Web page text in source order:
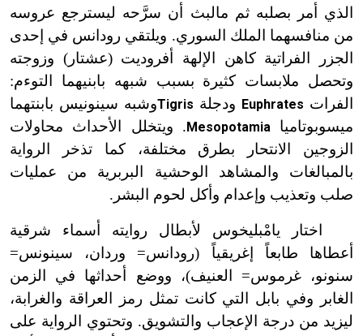
الذي أمر بصلبه ثم مالبث أن سرَّحه ليسترجع عروسه
من منافسهما الملك السوري. ويلتقي رودانس في إحدى
الجزر الفراتية كاهن الإلهة أفروديت (عشتار) وزوجته
وتحصل ملابسات كثيرة بسبب شبهه بابنيهما التوءم:
الفرات Euphrates ودجلة Tigrisوشبه سينونيس بابنتهما
ميسوبوتاميا Mesopotamia . ويتخلل الأحداث محاولات
الزوجين الانتحار بطرق مختلفة، كما تذخر الرواية
بالمبالغات والمشاهد الوحشية البربرية من عمليات
صلب وتعذيب وإعدام وأكل لحوم البشر.
اختار يامْبليخوس لأبطال روايته أسماء شرقية
أعطاها طابعاً إغريقياً (رودانس= وردان، سينونس=
سنونو، غرموس= العنيف)، ووضع أحداثها في الزمن
الغابر وفي بابل التي كانت تمثل رمز العراقة والغرابة،
ليزيد من درجة الإعجاب والتشويق. وتحتوي الرواية على